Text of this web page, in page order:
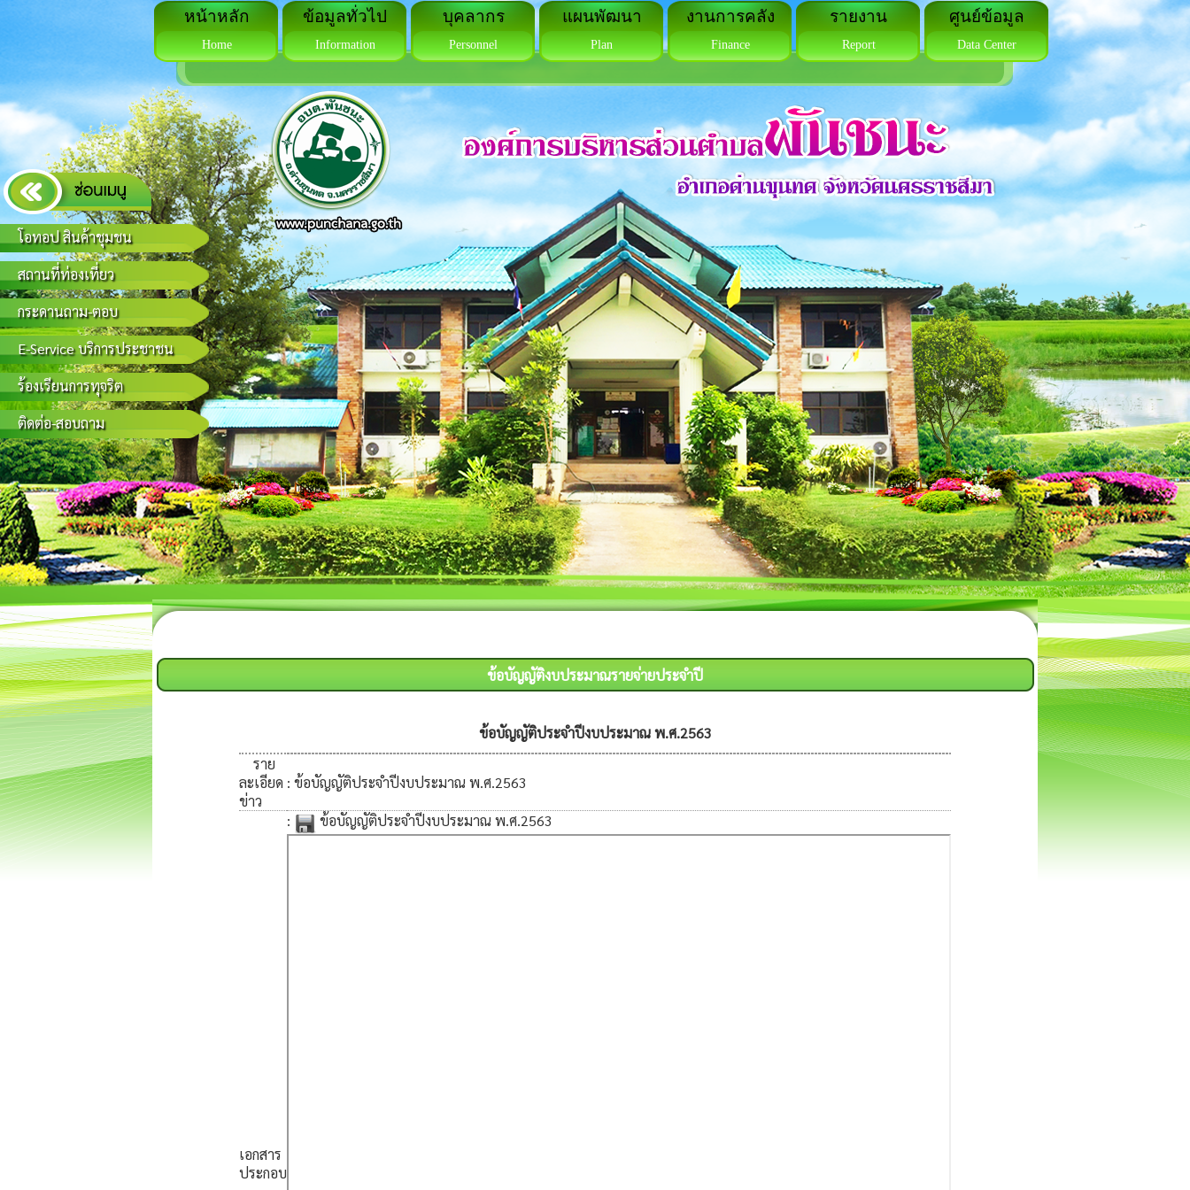
โอทอป สินค้าชุมชน
สถานที่ท่องเที่ยว
กระดานถาม-ตอบ
E-Service บริการประชาชน
ร้องเรียนการทุจริต
ติดต่อ-สอบถาม
หน้าหลัก
Home
ข้อมูลทั่วไป
Information
บุคลากร
Personnel
แผนพัฒนา
Plan
งานการคลัง
Finance
รายงาน
Report
ศูนย์ข้อมูล
Data Center
ข้อบัญญัติงบประมาณรายจ่ายประจำปี
ข้อบัญญัติประจำปีงบประมาณ พ.ศ.2563
ราย
ละเอียด
ข่าว
: ข้อบัญญัติประจำปีงบประมาณ พ.ศ.2563
เอกสาร
ประกอบ
: ข้อบัญญัติประจำปีงบประมาณ พ.ศ.2563